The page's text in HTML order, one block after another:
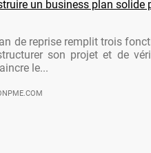
un business plan solide
de reprise remplit trois
son projet et de
le...